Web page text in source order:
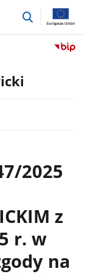
przejdź
Przejdź
2025
z
r. w
na